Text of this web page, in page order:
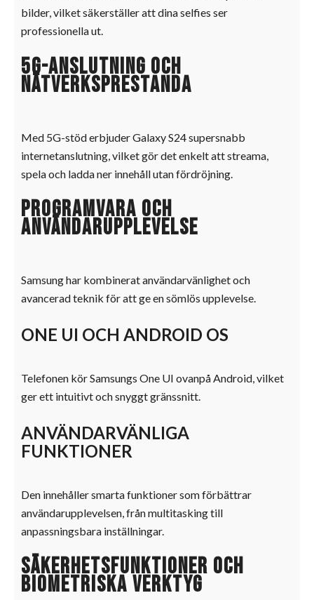
bilder, vilket säkerställer att dina selfies ser
professionella ut.
5G-anslutning och
nätverksprestanda
Med 5G-stöd erbjuder Galaxy S24 supersnabb
internetanslutning, vilket gör det enkelt att streama,
spela och ladda ner innehåll utan fördröjning.
Programvara och
användarupplevelse
Samsung har kombinerat användarvänlighet och
avancerad teknik för att ge en sömlös upplevelse.
ONE UI OCH ANDROID OS
Telefonen kör Samsungs One UI ovanpå Android, vilket
ger ett intuitivt och snyggt gränssnitt.
ANVÄNDARVÄNLIGA
FUNKTIONER
Den innehåller smarta funktioner som förbättrar
användarupplevelsen, från multitasking till
anpassningsbara inställningar.
Säkerhetsfunktioner och
biometriska verktyg